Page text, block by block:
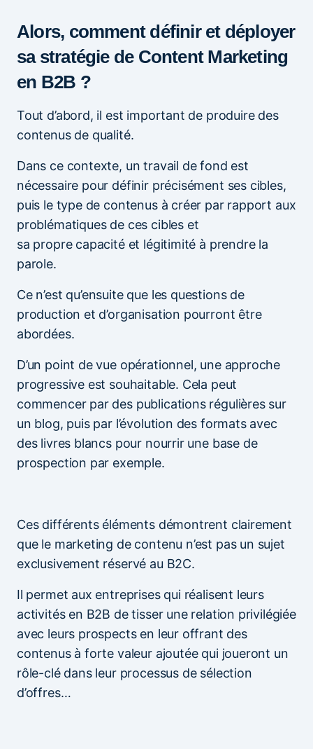
Alors, comment définir et déployer
sa stratégie de Content Marketing
en B2B ?
Tout d’abord, il est important de produire des
contenus de qualité.
Dans ce contexte, un travail de fond est
nécessaire pour définir précisément ses cibles,
puis le type de contenus à créer par rapport aux
problématiques de ces cibles et
sa propre capacité et légitimité à prendre la
parole.
Ce n’est qu’ensuite que les questions de
production et d’organisation pourront être
abordées.
D’un point de vue opérationnel, une approche
progressive est souhaitable. Cela peut
commencer par des publications régulières sur
un blog, puis par l’évolution des formats avec
des livres blancs pour nourrir une base de
prospection par exemple.
Ces différents éléments démontrent clairement
que le marketing de contenu n’est pas un sujet
exclusivement réservé au B2C.
Il permet aux entreprises qui réalisent leurs
activités en B2B de tisser une relation privilégiée
avec leurs prospects en leur offrant des
contenus à forte valeur ajoutée qui joueront un
rôle-clé dans leur processus de sélection
d’offres…